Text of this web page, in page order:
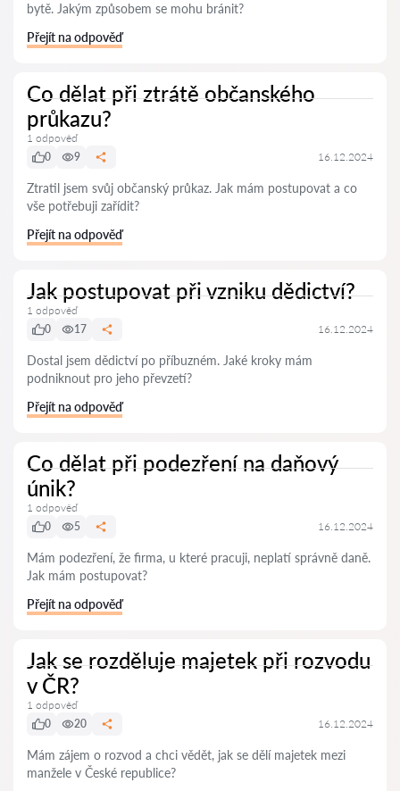
bytě. Jakým způsobem se mohu bránit?
Přejít na odpověď
Co dělat při ztrátě občanského
průkazu?
1 odpověď
0
9 16.12.2024
Ztratil jsem svůj občanský průkaz. Jak mám postupovat a co
vše potřebuji zařídit?
Přejít na odpověď
Jak postupovat při vzniku dědictví?
1 odpověď
0
17 16.12.2024
Dostal jsem dědictví po příbuzném. Jaké kroky mám
podniknout pro jeho převzetí?
Přejít na odpověď
Co dělat při podezření na daňový
únik?
1 odpověď
0
5 16.12.2024
Mám podezření, že firma, u které pracuji, neplatí správně daně.
Jak mám postupovat?
Přejít na odpověď
Jak se rozděluje majetek při rozvodu
v ČR?
1 odpověď
0
20 16.12.2024
Mám zájem o rozvod a chci vědět, jak se dělí majetek mezi
manžele v České republice?